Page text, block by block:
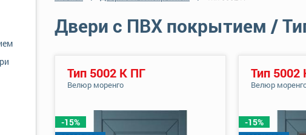
Двери с ПВХ покрытием /
-15%
Тип 5002 К ПГ
Велюр моренго
-15%
Тип 5002
Велюр